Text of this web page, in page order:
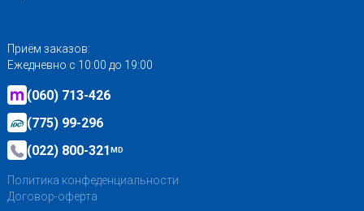
Приём заказов:
Ежедневно с 10:00 до 19:00
(060) 713-426
(775) 99-296
(022) 800-321MD
Политика конфеденциальности
Договор-оферта